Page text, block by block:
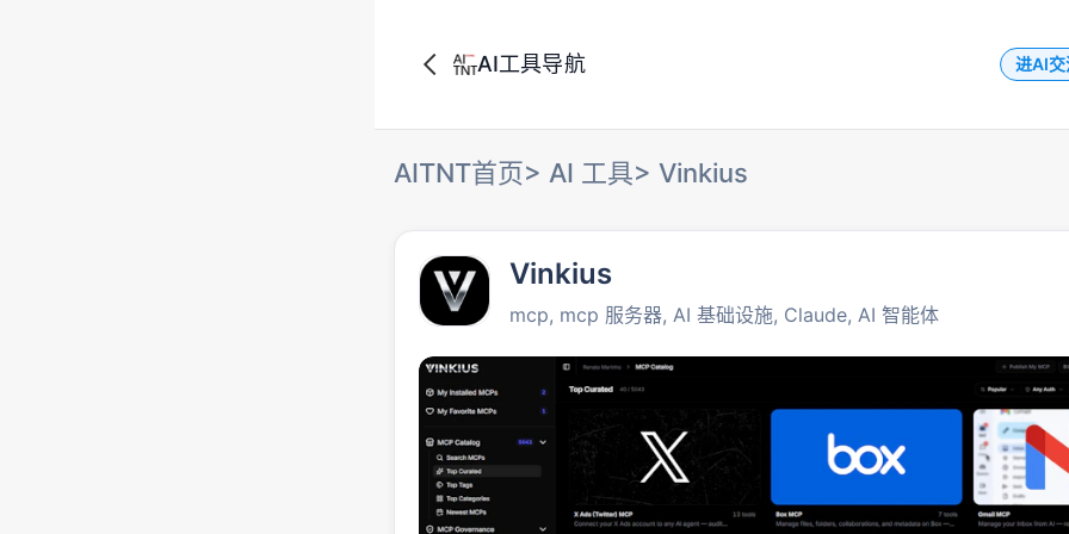
AI工具导航 进AI交
AITNT首页> AI 工具> Vinkius
Vinkius
mcp, mcp 服务器, AI 基础设施, Claude, AI 智能体